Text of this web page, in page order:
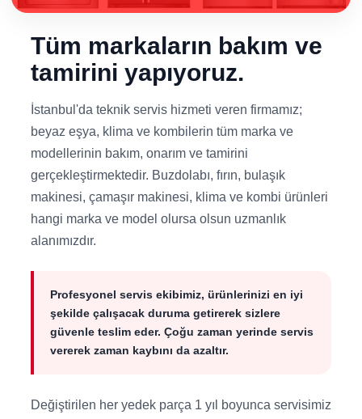
Tüm markaların bakım ve
tamirini yapıyoruz.
İstanbul'da teknik servis hizmeti veren firmamız;
beyaz eşya, klima ve kombilerin tüm marka ve
modellerinin bakım, onarım ve tamirini
gerçekleştirmektedir. Buzdolabı, fırın, bulaşık
makinesi, çamaşır makinesi, klima ve kombi ürünleri
hangi marka ve model olursa olsun uzmanlık
alanımızdır.
Profesyonel servis ekibimiz, ürünlerinizi en iyi
şekilde çalışacak duruma getirerek sizlere
güvenle teslim eder. Çoğu zaman yerinde servis
vererek zaman kaybını da azaltır.
Değiştirilen her yedek parça 1 yıl boyunca servisimiz